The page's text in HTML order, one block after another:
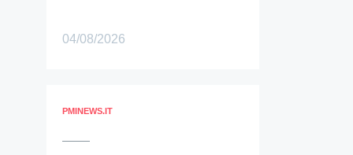
04/08/2026
PMINEWS.IT